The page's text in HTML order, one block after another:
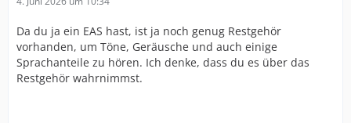
Da du ja ein EAS hast, ist ja noch genug Restgehör
vorhanden, um Töne, Geräusche und auch einige
Sprachanteile zu hören. Ich denke, dass du es über das
Restgehör wahrnimmst.